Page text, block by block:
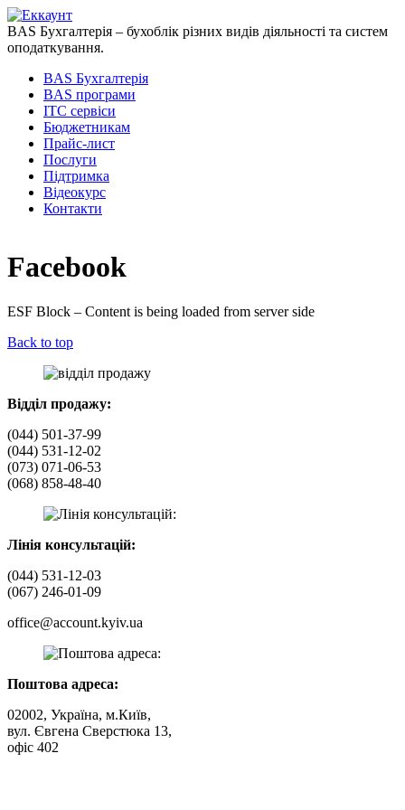
BAS Бухгалтерія – бухоблік різних видів діяльності та систем
оподаткування.
BAS Бухгалтерія
BAS програми
ІТС сервіси
Бюджетникам
Прайс-лист
Послуги
Підтримка
Відеокурс
Контакти
Facebook
ESF Block – Content is being loaded from server side
Back to top
Відділ продажу:
(044) 501-37-99
(044) 531-12-02
(073) 071-06-53
(068) 858-48-40
Лінія консультацій:
(044) 531-12-03
(067) 246-01-09
office@account.kyiv.ua
Поштова адреса:
02002, Україна, м.Київ,
вул. Євгена Сверстюка 13,
офіс 402